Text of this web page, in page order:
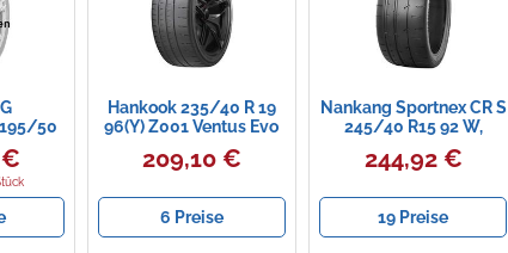
50
S XL
BSW
€
Hankook 235/40 R 19
96(Y) Z001 Ventus Evo
Z Tl Xl Fr Sommerreifen
209,10 €
6 Preise
Nankang Sportnex CR S
245/40 R15 92 W,
Sommerreifen
244,92 €
19 Preise